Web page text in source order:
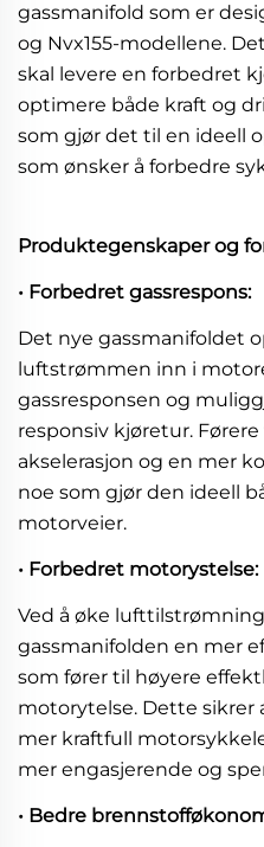
gassmanifold som er
og Nvx155-modellene.
skal levere en forbedret
optimere både kraft og
som gjør det til en ideell
som ønsker å forbedre
Produktegenskaper og
• Forbedret gassrespons:
Det nye gassmanifoldet
luftstrømmen inn i
gassresponsen og
responsiv kjøretur.
akselerasjon og en mer
noe som gjør den ideell
motorveier.
• Forbedret motorystelse:
Ved å øke
gassmanifolden en mer
som fører til høyere
motorytelse. Dette sikrer
mer kraftfull
mer engasjerende og
• Bedre